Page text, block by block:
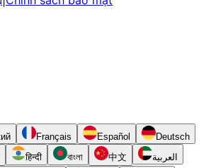
Français Español
Deutsch
हिन्दी বাংলা 中文 العربية